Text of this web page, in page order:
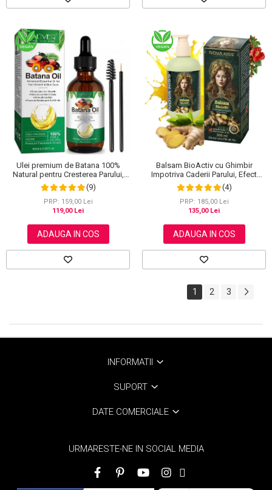
Ulei premium de Batana 100%
Natural pentru Cresterea Parului,
Tratarea scalpului, Ingrijirea Tenului,
Genelor si Sprancenelor, Aliver 60
ml
(9)
PRP: 159,00 Lei
119,00 Lei
ADAUGA IN COS
Balsam BioActiv cu Ghimbir
Impotriva Caderii Parului, Efect
Regenerator si Densificator,
Revitalizeaza in Profunzime,
Premium, NOVA KISS®, 300 ml
(4)
PRP: 185,00 Lei
135,00 Lei
ADAUGA IN COS
1 2 3
INFORMATII
SUPORT
DATE COMERCIALE
URMARESTE-NE IN SOCIAL MEDIA